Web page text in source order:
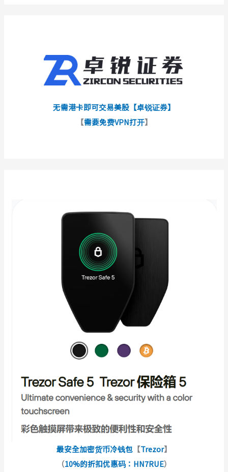
无需港卡即可交易美股【卓锐证券】
【需要免费VPN打开】
最安全加密货币冷钱包 【Trezor】
（10%的折扣优惠码：HN7RUE）